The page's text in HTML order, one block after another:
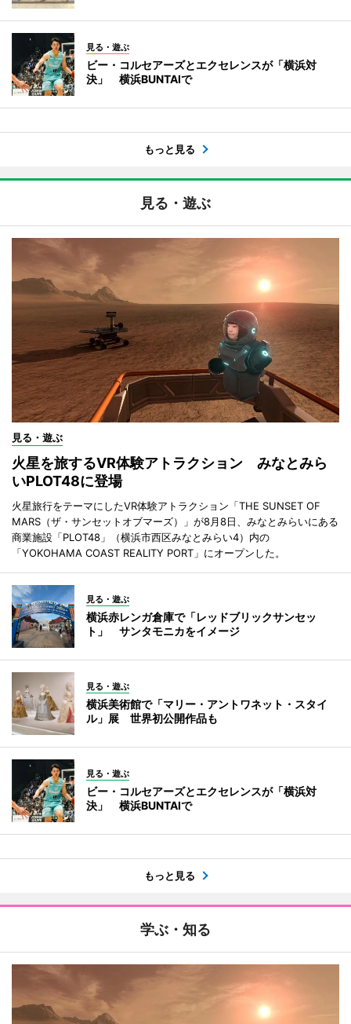
見る・遊ぶ
ビー・コルセアーズとエクセレンスが「横浜対
決」 横浜BUNTAIで
もっと見る
見る・遊ぶ
見る・遊ぶ
火星を旅するVR体験アトラクション みなとみら
いPLOT48に登場
火星旅行をテーマにしたVR体験アトラクション「THE SUNSET OF
MARS（ザ・サンセットオブマーズ）」が8月8日、みなとみらいにある
商業施設「PLOT48」（横浜市西区みなとみらい4）内の
「YOKOHAMA COAST REALITY PORT」にオープンした。
見る・遊ぶ
横浜赤レンガ倉庫で「レッドブリックサンセッ
ト」 サンタモニカをイメージ
見る・遊ぶ
横浜美術館で「マリー・アントワネット・スタイ
ル」展 世界初公開作品も
見る・遊ぶ
ビー・コルセアーズとエクセレンスが「横浜対
決」 横浜BUNTAIで
もっと見る
学ぶ・知る